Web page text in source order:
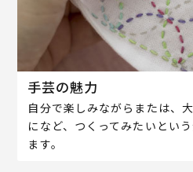
手芸の魅力
自分で楽しみながらまたは、
になど、つくってみたいとい
ます。